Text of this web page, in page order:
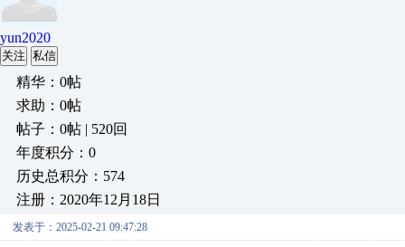
yun2020
关注 私信
精华：0帖
求助：0帖
帖子：0帖 | 520回
年度积分：0
历史总积分：574
注册：2020年12月18日
发表于：2025-02-21 09:47:28